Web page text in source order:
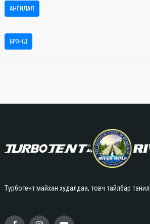
АНГИЛАЛ
БРЭНД
Турботент майхан худалдаа, товч тайлбар